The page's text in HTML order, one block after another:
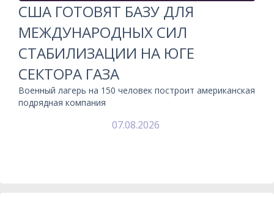
США ГОТОВЯТ БАЗУ ДЛЯ
МЕЖДУНАРОДНЫХ СИЛ
СТАБИЛИЗАЦИИ НА ЮГЕ
СЕКТОРА ГАЗА
Военный лагерь на 150 человек построит американская
подрядная компания
07.08.2026